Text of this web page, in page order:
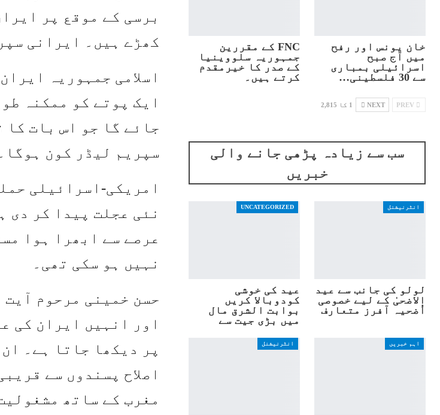
برسی کے موقع پر
کھڑے ہیں۔ ایرانی
اسلامی جمہوریہ
ایک پوتے کو ممکنہ
جائے گا جو اس بات کا
سپریم لیڈر کون ہوگا۔
نئی عجلت پیدا کر دی
عرصے سے ابھرا ہوا
نہیں ہو سکی تھی۔
اور انہیں ایران کی
پر دیکھا جاتا ہے۔
اصلاح پسندوں سے
مغرب کے ساتھ
FNC کے مقررین
جمہوریہ سلووینیا
کے صدر کا خیرمقدم
کرتے ہیں۔
خان یونس اور رفح
میں آج صبح
اسرائیلی بمباری
سے 30 فلسطینی…
NEXT 1 کا 2,815
سب سے زیادہ پڑھی جانے والی
خبریں
UNCATEGORIZED
عید کی خوشی
کودوبالا کریں
بوابت الشرق مال
میں بڑی جیت سے
انٹرنیشنل
لولو کی جانب سے عید
الاضحیٰ کے لیے خصوصی
اُضحیہ آفرز متعارف
انٹرنیشنل اہم خبریں